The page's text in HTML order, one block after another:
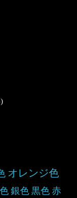
オレンジ色
銀色 黒色 赤